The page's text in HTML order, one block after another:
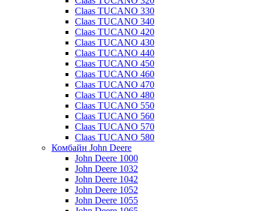
Claas TUCANO 330
Claas TUCANO 340
Claas TUCANO 420
Claas TUCANO 430
Claas TUCANO 440
Claas TUCANO 450
Claas TUCANO 460
Claas TUCANO 470
Claas TUCANO 480
Claas TUCANO 550
Claas TUCANO 560
Claas TUCANO 570
Claas TUCANO 580
Комбайн John Deere
John Deere 1000
John Deere 1032
John Deere 1042
John Deere 1052
John Deere 1055